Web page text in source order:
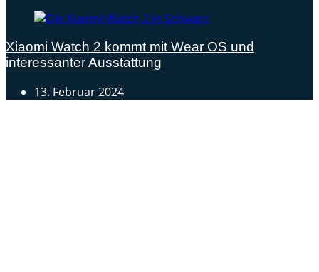
Xiaomi Watch 2 kommt mit Wear OS und
interessanter Ausstattung
13. Februar 2024